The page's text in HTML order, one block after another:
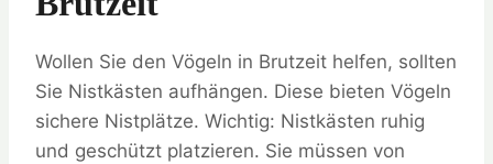
Wollen Sie den Vögeln in Brutzeit helfen, sollten
Sie Nistkästen aufhängen. Diese bieten Vögeln
sichere Nistplätze. Wichtig: Nistkästen ruhig
und geschützt platzieren. Sie müssen von